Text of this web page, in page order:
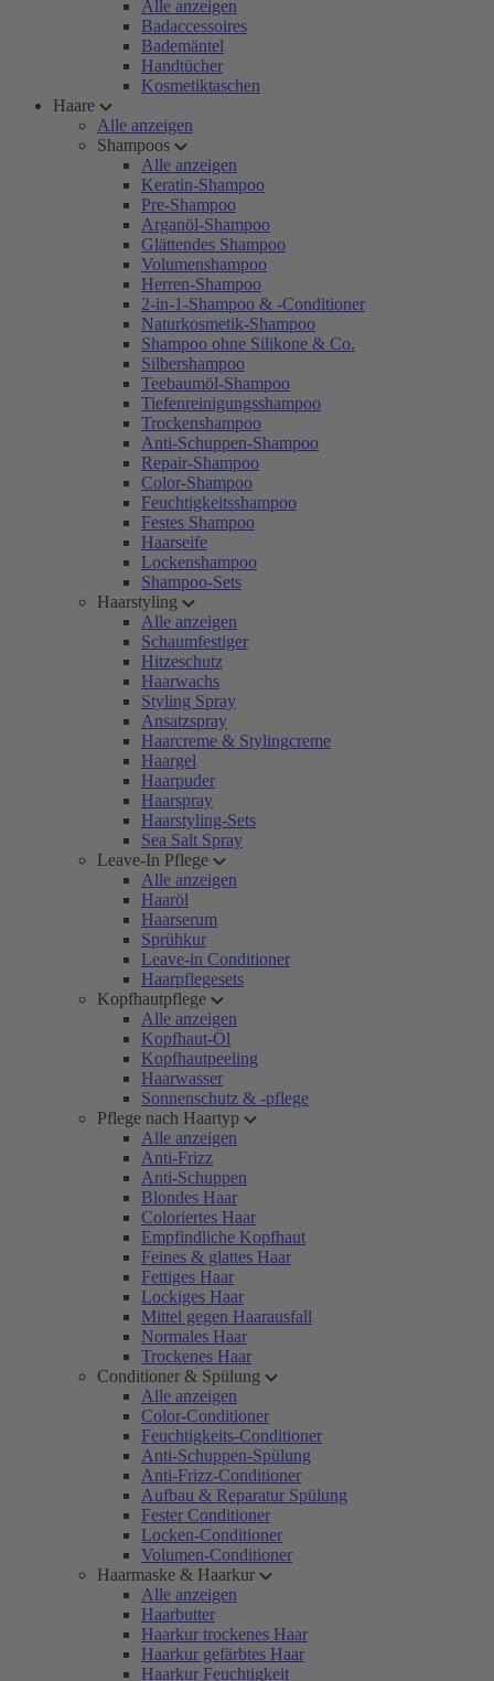
Alle anzeigen
Badaccessoires
Bademäntel
Handtücher
Kosmetiktaschen
Haare
Alle anzeigen
Shampoos
Alle anzeigen
Keratin-Shampoo
Pre-Shampoo
Arganöl-Shampoo
Glättendes Shampoo
Volumenshampoo
Herren-Shampoo
2-in-1-Shampoo & -Conditioner
Naturkosmetik-Shampoo
Shampoo ohne Silikone & Co.
Silbershampoo
Teebaumöl-Shampoo
Tiefenreinigungsshampoo
Trockenshampoo
Anti-Schuppen-Shampoo
Repair-Shampoo
Color-Shampoo
Feuchtigkeitsshampoo
Festes Shampoo
Haarseife
Lockenshampoo
Shampoo-Sets
Haarstyling
Alle anzeigen
Schaumfestiger
Hitzeschutz
Haarwachs
Styling Spray
Ansatzspray
Haarcreme & Stylingcreme
Haargel
Haarpuder
Haarspray
Haarstyling-Sets
Sea Salt Spray
Leave-In Pflege
Alle anzeigen
Haaröl
Haarserum
Sprühkur
Leave-in Conditioner
Haarpflegesets
Kopfhautpflege
Alle anzeigen
Kopfhaut-Öl
Kopfhautpeeling
Haarwasser
Sonnenschutz & -pflege
Pflege nach Haartyp
Alle anzeigen
Anti-Frizz
Anti-Schuppen
Blondes Haar
Coloriertes Haar
Empfindliche Kopfhaut
Feines & glattes Haar
Fettiges Haar
Lockiges Haar
Mittel gegen Haarausfall
Normales Haar
Trockenes Haar
Conditioner & Spülung
Alle anzeigen
Color-Conditioner
Feuchtigkeits-Conditioner
Anti-Schuppen-Spülung
Anti-Frizz-Conditioner
Aufbau & Reparatur Spülung
Fester Conditioner
Locken-Conditioner
Volumen-Conditioner
Haarmaske & Haarkur
Alle anzeigen
Haarbutter
Haarkur trockenes Haar
Haarkur gefärbtes Haar
Haarkur Feuchtigkeit